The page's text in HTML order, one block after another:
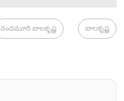
నందమూరి బాలకృష్ణ బాలకృష్ణ